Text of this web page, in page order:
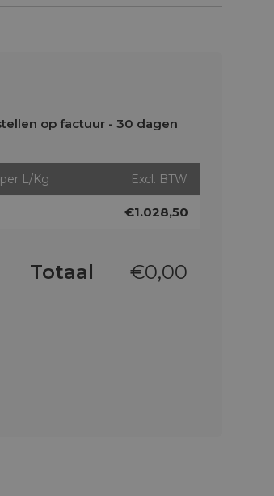
op factuur - 30 dagen
L/Kg Excl. BTW
€1.028,50
Totaal €0,00